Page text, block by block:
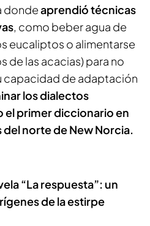
dondeaprendió técnicas
, como beber agua de
eucaliptos o alimentarse
de las acacias) para no
capacidad de adaptación
los dialectos
el primer diccionario en
del norte de New Norcia.
“La respuesta”: un
de la estirpe